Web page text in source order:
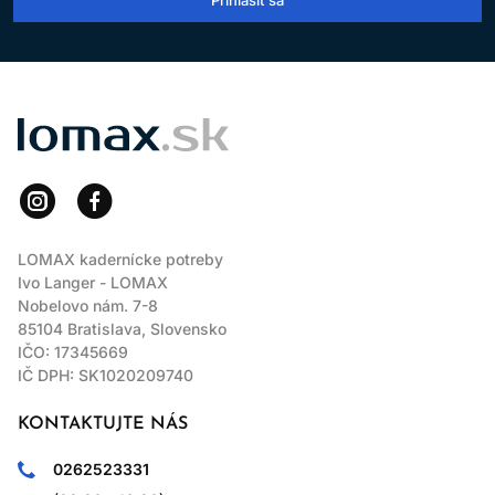
LOMAX
LOMAX kadernícke potreby
Ivo Langer - LOMAX
Nobelovo nám. 7-8
85104 Bratislava, Slovensko
IČO: 17345669
IČ DPH: SK1020209740
KONTAKTUJTE NÁS
0262523331